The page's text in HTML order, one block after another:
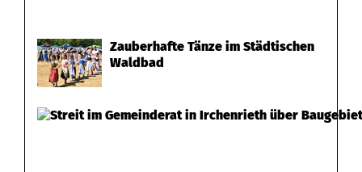
Zauberhafte Tänze im Städtischen
Waldbad